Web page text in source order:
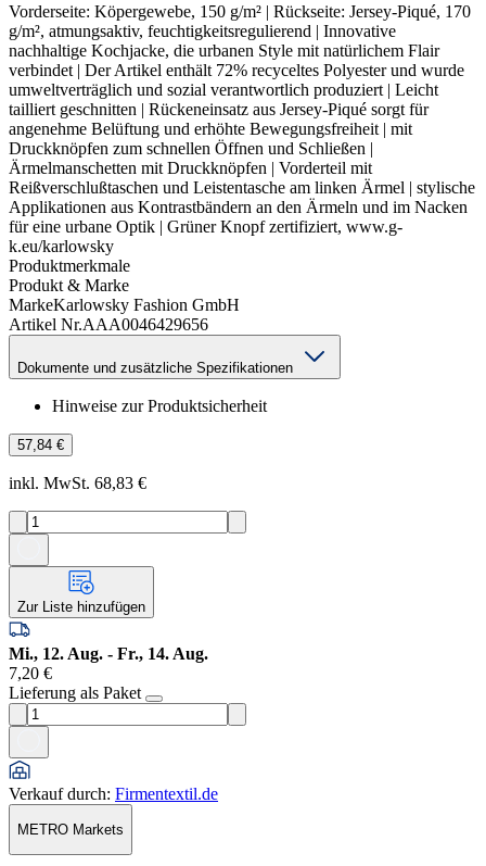
Vorderseite: Köpergewebe, 150 g/m² | Rückseite: Jersey-Piqué, 170
g/m², atmungsaktiv, feuchtigkeitsregulierend | Innovative
nachhaltige Kochjacke, die urbanen Style mit natürlichem Flair
verbindet | Der Artikel enthält 72% recyceltes Polyester und wurde
umweltverträglich und sozial verantwortlich produziert | Leicht
tailliert geschnitten | Rückeneinsatz aus Jersey-Piqué sorgt für
angenehme Belüftung und erhöhte Bewegungsfreiheit | mit
Druckknöpfen zum schnellen Öffnen und Schließen |
Ärmelmanschetten mit Druckknöpfen | Vorderteil mit
Reißverschlußtaschen und Leistentasche am linken Ärmel | stylische
Applikationen aus Kontrastbändern an den Ärmeln und im Nacken
für eine urbane Optik | Grüner Knopf zertifiziert, www.g-
k.eu/karlowsky
Produktmerkmale
Produkt & Marke
MarkeKarlowsky Fashion GmbH
Artikel Nr.AAA0046429656
Dokumente und zusätzliche Spezifikationen
Hinweise zur Produktsicherheit
57,84 €
inkl. MwSt. 68,83 €
Zur Liste hinzufügen
Mi., 12. Aug. - Fr., 14. Aug.
7,20 €
Lieferung als Paket
Verkauf durch: Firmentextil.de
METRO Markets